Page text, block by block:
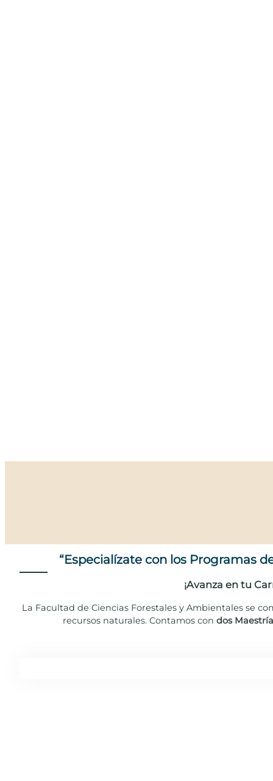
“Especialízate con los Programas
¡Avanza en tu
La Facultad de Ciencias Forestales y Ambientales se
recursos naturales. Contamos con dos